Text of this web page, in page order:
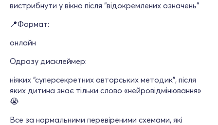
вистрибнути у вікно після “відокремлених означень”
📍Формат:
онлайн
Одразу дисклеймер:
ніяких “суперсекретних авторських методик”, після
яких дитина знає тільки слово «нейровідмінювання»
😭
Все за нормальними перевіреними схемами, які